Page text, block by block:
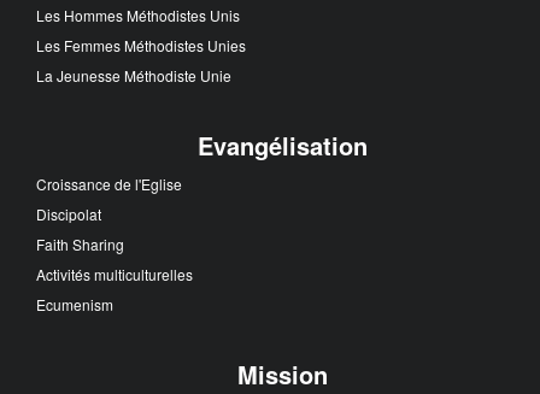
Les Hommes Méthodistes Unis
Les Femmes Méthodistes Unies
La Jeunesse Méthodiste Unie
Evangélisation
Croissance de l'Eglise
Discipolat
Faith Sharing
Activités multiculturelles
Ecumenism
Mission